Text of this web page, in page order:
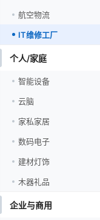
航空物流
IT维修工厂
个人/家庭
智能设备
云脑
家私家居
数码电子
建材灯饰
木器礼品
企业与商用